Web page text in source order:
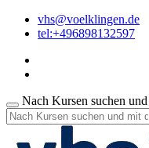
vhs@voelklingen.de
tel:+496898132597
Nach Kursen suchen